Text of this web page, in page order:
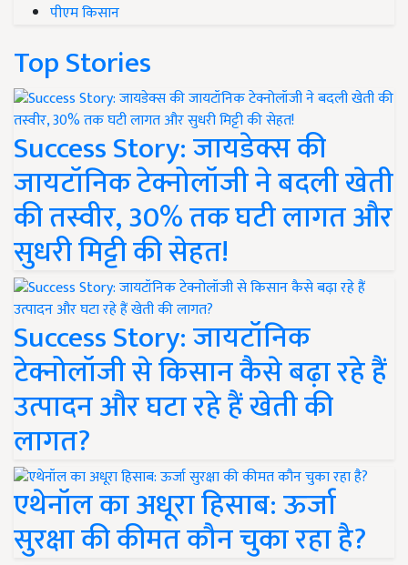
पीएम किसान
Top Stories
Success Story: जायडेक्स की
जायटॉनिक टेक्नोलॉजी ने बदली खेती
की तस्वीर, 30% तक घटी लागत और
सुधरी मिट्टी की सेहत!
Success Story: जायटॉनिक
टेक्नोलॉजी से किसान कैसे बढ़ा रहे हैं
उत्पादन और घटा रहे हैं खेती की
लागत?
एथेनॉल का अधूरा हिसाब: ऊर्जा
सुरक्षा की कीमत कौन चुका रहा है?